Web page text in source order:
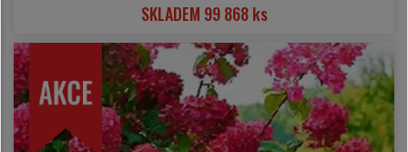
SKLADEM 99 868 ks